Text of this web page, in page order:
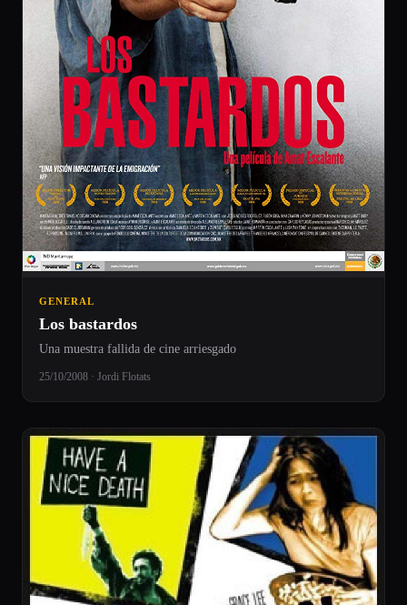
GENERAL
Los bastardos
Una muestra fallida de cine arriesgado
25/10/2008 · Jordi Flotats